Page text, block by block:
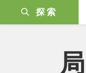
探索